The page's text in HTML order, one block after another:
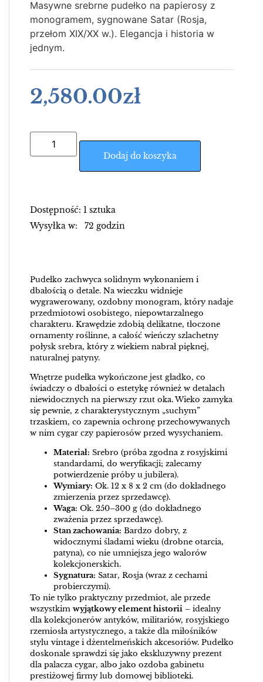
Masywne srebrne pudełko na papierosy z
monogramem, sygnowane Satar (Rosja,
przełom XIX/XX w.). Elegancja i historia w
jednym.
2,580.00zł
Dodaj do koszyka
Dostępność: 1 sztuka
Wysyłka w: 72 godzin
Pudełko zachwyca solidnym wykonaniem i
dbałością o detale. Na wieczku widnieje
wygrawerowany, ozdobny monogram, który nadaje
przedmiotowi osobistego, niepowtarzalnego
charakteru. Krawędzie zdobią delikatne, tłoczone
ornamenty roślinne, a całość wieńczy szlachetny
połysk srebra, który z wiekiem nabrał pięknej,
naturalnej patyny.
Wnętrze pudełka wykończone jest gładko, co
świadczy o dbałości o estetykę również w detalach
niewidocznych na pierwszy rzut oka. Wieko zamyka
się pewnie, z charakterystycznym „suchym”
trzaskiem, co zapewnia ochronę przechowywanych
w nim cygar czy papierosów przed wysychaniem.
Materiał: Srebro (próba zgodna z rosyjskimi
standardami, do weryfikacji; zalecamy
potwierdzenie próby u jubilera).
Wymiary: Ok. 12 x 8 x 2 cm (do dokładnego
zmierzenia przez sprzedawcę).
Waga: Ok. 250–300 g (do dokładnego
zważenia przez sprzedawcę).
Stan zachowania: Bardzo dobry, z
widocznymi śladami wieku (drobne otarcia,
patyna), co nie umniejsza jego walorów
kolekcjonerskich.
Sygnatura: Satar, Rosja (wraz z cechami
probierczymi).
To nie tylko praktyczny przedmiot, ale przede
wszystkim wyjątkowy element historii – idealny
dla kolekcjonerów antyków, militariów, rosyjskiego
rzemiosła artystycznego, a także dla miłośników
stylu vintage i dżentelmeńskich akcesoriów. Pudełko
doskonale sprawdzi się jako ekskluzywny prezent
dla palacza cygar, albo jako ozdoba gabinetu
prestiżowej firmy lub domowej biblioteki.